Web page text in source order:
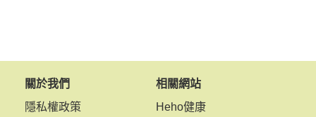
關於我們
隱私權政策
相關網站
Heho健康